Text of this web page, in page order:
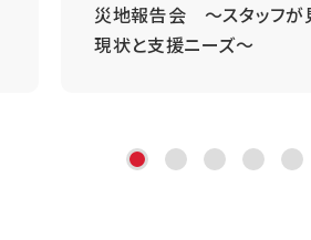
災地報告会 ～スタッフが
現状と支援ニーズ～